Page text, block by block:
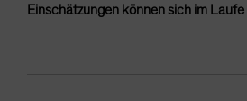
Einschätzungen können sich im